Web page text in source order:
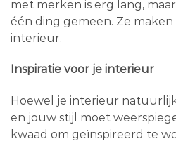
met merken is erg lang,
één ding gemeen. Ze
interieur.
Inspiratie voor je interieur
Hoewel je interieur
en jouw stijl moet
kwaad om geïnspireerd te